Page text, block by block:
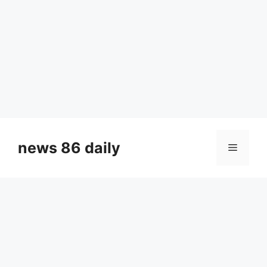
contentnews 86 daily Menu